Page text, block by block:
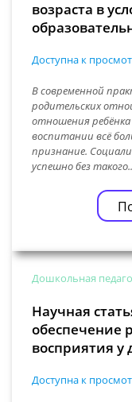
возраста в
Доступна к
В современной
родительских
отношения
воспитании всё
признание.
успешно без
Дошкольная
Научная
обеспечение
восприятия у
Доступна к